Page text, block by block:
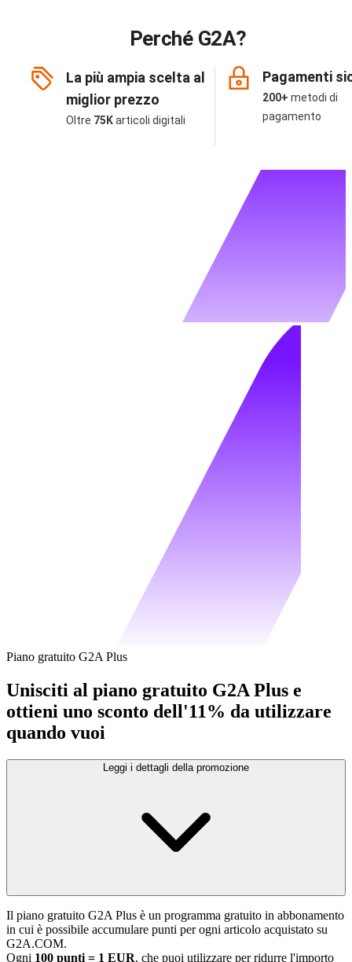
Perché G2A?
La più ampia scelta al
miglior prezzo
Oltre 75Karticoli digitali
Pagamenti
200+ metodi di
pagamento
Piano gratuito G2A Plus
Unisciti al piano gratuito G2A Plus e
ottieni uno sconto dell'11% da utilizzare
quando vuoi
Leggi i dettagli della promozione
Il piano gratuito G2A Plus è un programma gratuito in abbonamento
in cui è possibile accumulare punti per ogni articolo acquistato su
G2A.COM.
Ogni 100 punti = 1 EUR, che puoi utilizzare per ridurre l'importo